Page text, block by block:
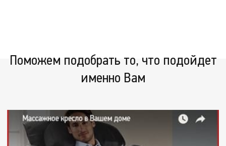
Поможем подобрать то, что подойдет
именно Вам